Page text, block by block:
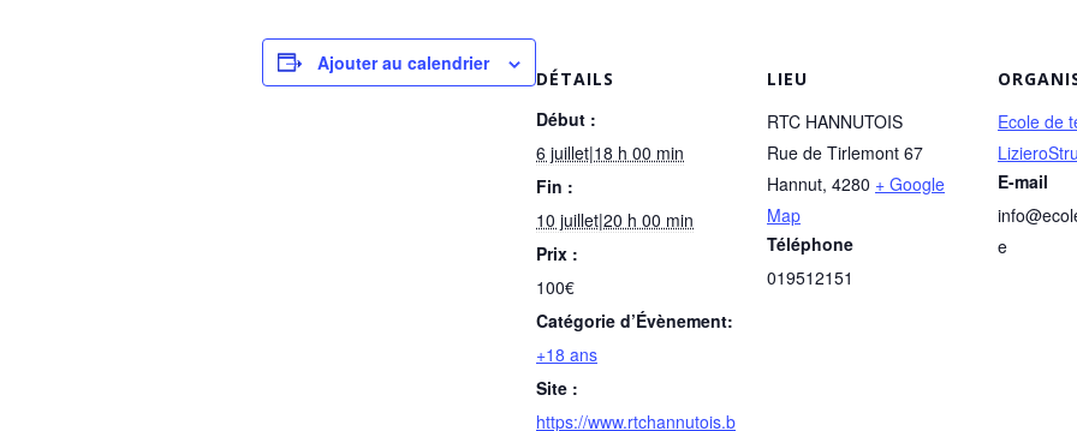
Ajouter au calendrier
DÉTAILS
Début :
6 juillet|18 h 00 min
Fin :
10 juillet|20 h 00 min
Prix :
100€
Catégorie d’Évènement:
+18 ans
Site :
https://www.rtchannutois.b
LIEU
RTC HANNUTOIS
Rue de Tirlemont 67
Hannut, 4280 + Google
Map
Téléphone
019512151
Ecole de
E-mail
e